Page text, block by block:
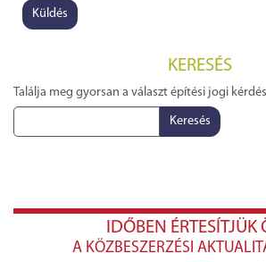
Küldés
KERESÉS
Találja meg gyorsan a választ építési jogi
Keresés
IDŐBEN ÉRTESÍTJÜK
A KÖZBESZERZÉSI